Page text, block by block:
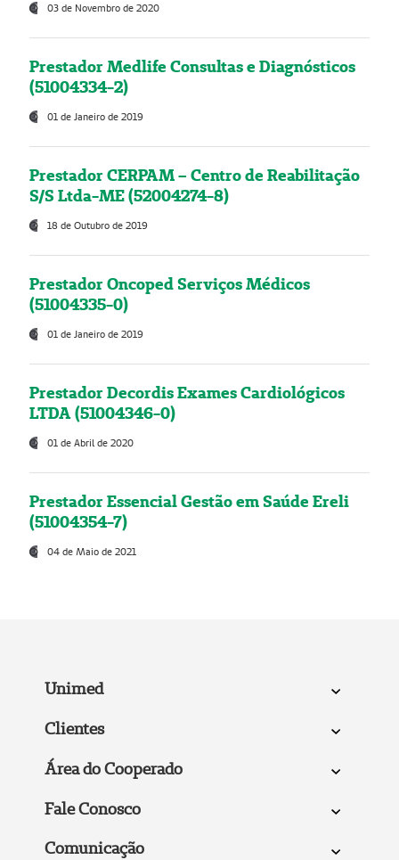
03 de Novembro de 2020
Prestador Medlife Consultas e Diagnósticos
(51004334-2)
01 de Janeiro de 2019
Prestador CERPAM – Centro de Reabilitação
S/S Ltda-ME (52004274-8)
18 de Outubro de 2019
Prestador Oncoped Serviços Médicos
(51004335-0)
01 de Janeiro de 2019
Prestador Decordis Exames Cardiológicos
LTDA (51004346-0)
01 de Abril de 2020
Prestador Essencial Gestão em Saúde Ereli
(51004354-7)
04 de Maio de 2021
Unimed
Clientes
Área do Cooperado
Fale Conosco
Comunicação